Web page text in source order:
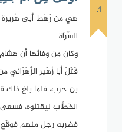
1.
هي من رَهْط أبى
السَّرَاة
وكان من وفائها أن
قَتَلَ أبا زُهَيرٍ الزَّهْرَاني
بن حرب، فلما بلغ ذلك
الخَطَّاب ليقتلوه،
فضربه رجل منهم فوقَع